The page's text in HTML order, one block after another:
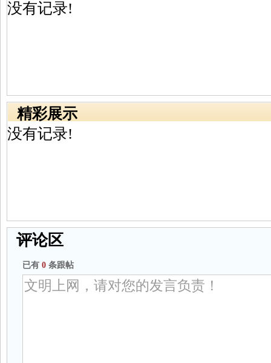
没有记录!
精彩展示
没有记录!
评论区
已有 0 条跟帖